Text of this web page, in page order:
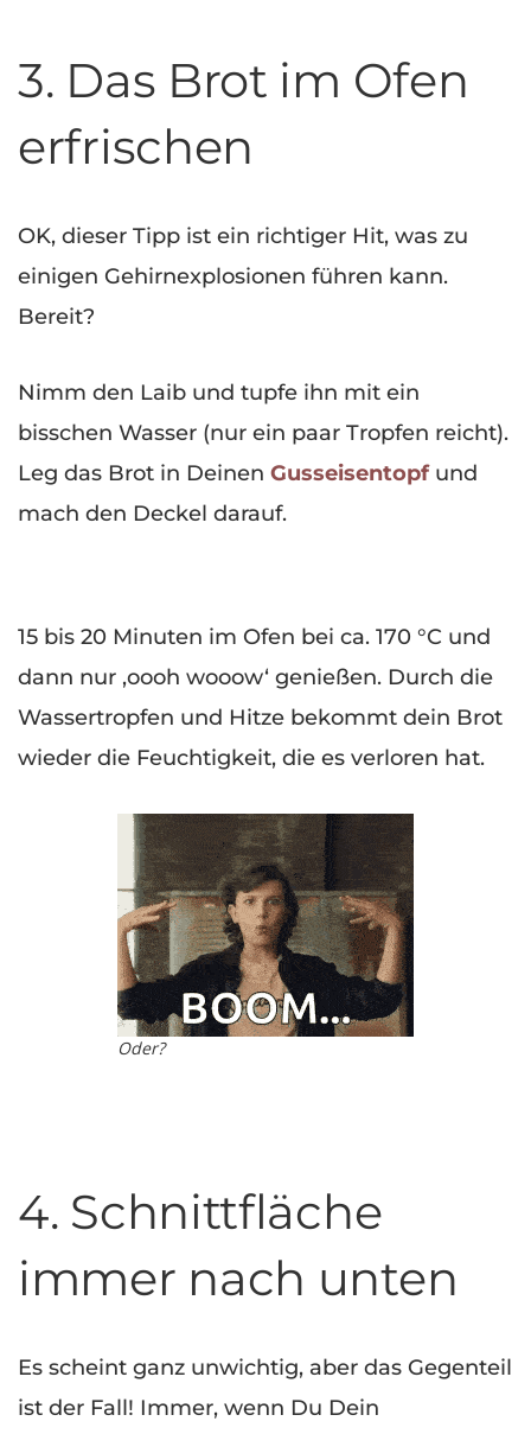
3. Das Brot im Ofen
erfrischen
OK, dieser Tipp ist ein richtiger Hit, was zu
einigen Gehirnexplosionen führen kann.
Bereit?
Nimm den Laib und tupfe ihn mit ein
bisschen Wasser (nur ein paar Tropfen reicht).
Leg das Brot in Deinen Gusseisentopf und
mach den Deckel darauf.
15 bis 20 Minuten im Ofen bei ca. 170 °C und
dann nur ‚oooh wooow‘ genießen. Durch die
Wassertropfen und Hitze bekommt dein Brot
wieder die Feuchtigkeit, die es verloren hat.
Oder?
4. Schnittfläche
immer nach unten
Es scheint ganz unwichtig, aber das Gegenteil
ist der Fall! Immer, wenn Du Dein